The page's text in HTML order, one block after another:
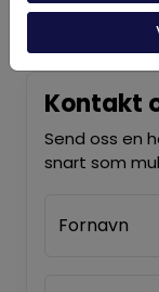
Kontakt
Send oss en
snart som
Fornavn